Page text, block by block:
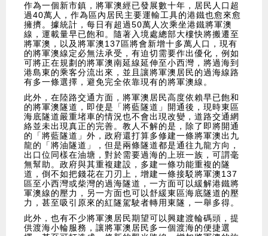
作為一個新市鎮，將軍澳經已發展數十年，居民人口超
過40萬人，作為區內居民主要運輸工具的港鐵也愈來愈
擁擠。據統計，每日有超過50萬人次乘坐港鐵將軍澳
線，運載量早已飽和。隨著入境處總部大樓快將搬遷至
將軍澳，以及將軍澳137區將會新增十多萬人口，現有
的將軍澳線定必無法承受，有迫切需要作出優化，例如
可將正在規劃的將軍澳南延線延伸至小西灣，將過海到
港島東的乘客分流出來，並且讓將軍澳居民的過海線路
有多一條選擇，避免完全依靠現有的將軍澳線。
此外，在陸路交通方面，將軍澳居民高度依賴早已飽和
的將軍澳隧道，即使是「將藍隧道」開通後，現時東區
海底隧道嚴重堵車的情況也不會出現改變，道路交通網
絡並未出現真正的完善。教人不解的是，除了即將開通
的「將藍隧道」外，政府還打算多修建一條將軍澳出九
龍的「將油隧道」，但是兩條隧道都是通往九龍方向，
出口位同樣在油塘，對於需要過海的上班一族，可謂毫
無幫助。政府與其重複建設，多建一條功能重複的隧
道，倒不如把錢花在刀刃上，增建一條接駁將軍澳137
區至小西灣或柴灣的過海隧道，一方面可以緩解港鐵將
軍澳線的壓力，另一方面也可以舒緩東區海底隧道的壓
力，甚至吸引原來的紅隧駕駛者轉用東隧，一舉多得。
此外，也有不少將軍澳居民期望可以興建渡輪碼頭，提
供渡海小輪服務，讓將軍澳居民多一個渡海的便捷選